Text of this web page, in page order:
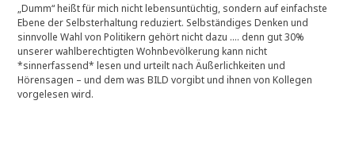
„Dumm“ heißt für mich nicht lebensuntüchtig, sondern auf einfachste
Ebene der Selbsterhaltung reduziert. Selbständiges Denken und
sinnvolle Wahl von Politikern gehört nicht dazu …. denn gut 30%
unserer wahlberechtigten Wohnbevölkerung kann nicht
*sinnerfassend* lesen und urteilt nach Äußerlichkeiten und
Hörensagen – und dem was BILD vorgibt und ihnen von Kollegen
vorgelesen wird.